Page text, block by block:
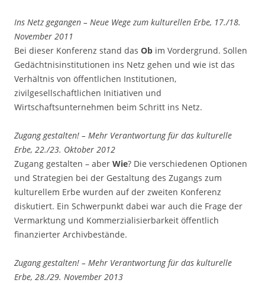
Ins Netz gegangen – Neue Wege zum kulturellen Erbe, 17./18.
November 2011
Bei dieser Konferenz stand das Ob im Vordergrund. Sollen
Gedächtnisinstitutionen ins Netz gehen und wie ist das
Verhältnis von öffentlichen Institutionen,
zivilgesellschaftlichen Initiativen und
Wirtschaftsunternehmen beim Schritt ins Netz.
Zugang gestalten! – Mehr Verantwortung für das kulturelle
Erbe, 22./23. Oktober 2012
Zugang gestalten – aber Wie? Die verschiedenen Optionen
und Strategien bei der Gestaltung des Zugangs zum
kulturellem Erbe wurden auf der zweiten Konferenz
diskutiert. Ein Schwerpunkt dabei war auch die Frage der
Vermarktung und Kommerzialisierbarkeit öffentlich
finanzierter Archivbestände.
Zugang gestalten! – Mehr Verantwortung für das kulturelle
Erbe, 28./29. November 2013